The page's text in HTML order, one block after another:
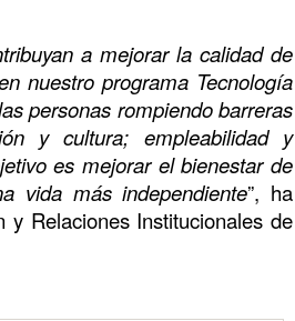
a mejorar la calidad de
nuestro programa Tecnología
personas rompiendo barreras
y cultura; empleabilidad y
es mejorar el bienestar de
vida más independiente”, ha
y Relaciones Institucionales de